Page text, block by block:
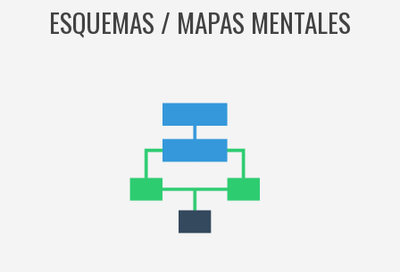
ESQUEMAS / MAPAS MENTALES